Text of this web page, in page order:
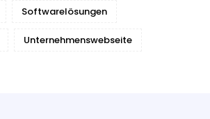
Softwarelösungen
Unternehmenswebseite